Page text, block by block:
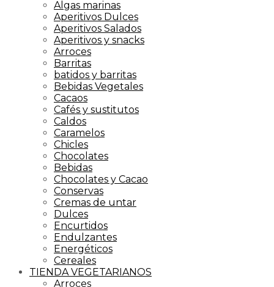
Algas marinas
Aperitivos Dulces
Aperitivos Salados
Aperitivos y snacks
Arroces
Barritas
batidos y barritas
Bebidas Vegetales
Cacaos
Cafés y sustitutos
Caldos
Caramelos
Chicles
Chocolates
Bebidas
Chocolates y Cacao
Conservas
Cremas de untar
Dulces
Encurtidos
Endulzantes
Energéticos
Cereales
TIENDA VEGETARIANOS
Arroces